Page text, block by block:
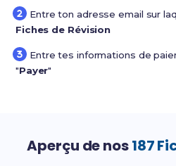
Entre ton adresse email sur
Fiches de Révision
Entre tes informations de
"Payer"
Aperçu de nos187